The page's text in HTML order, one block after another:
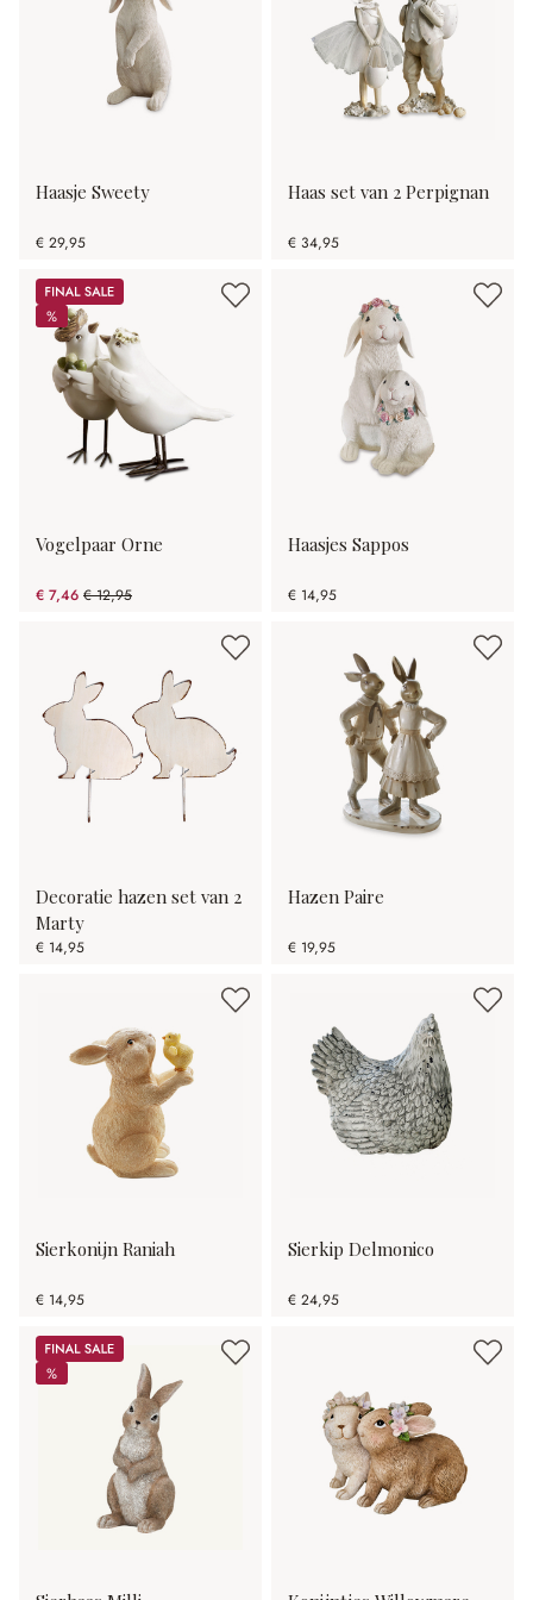
Haasje Sweety
€ 29,95
Haas set van 2 Perpignan
€ 34,95
Sale
%
%
Vogelpaar Orne
€ 7,46 € 12,95
(42.39% gespart)
Haasjes Sappos
€ 14,95
Decoratie hazen set van 2
Marty
€ 14,95
Hazen Paire
€ 19,95
Sierkonijn Raniah
€ 14,95
Sierkip Delmonico
€ 24,95
Sale
%
%